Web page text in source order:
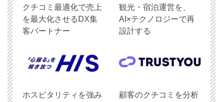
クチコミ最適化で売上
を最大化させるDX集
客パートナー
観光・宿泊運営を、
AI×テクノロジーで再
設計する
ホスピタリティを強み
顧客のクチコミを分析